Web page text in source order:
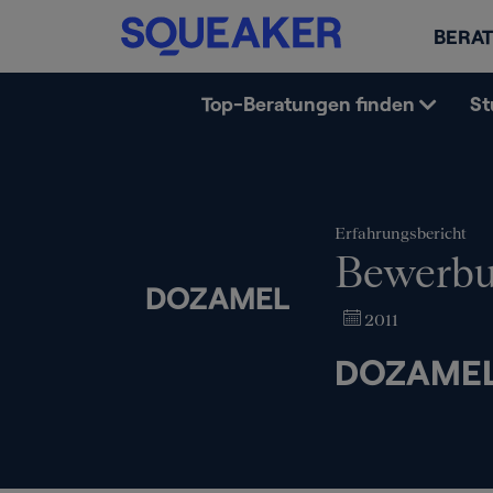
Top-Beratungen finden
DOZAMEL
Erfahrungsbericht
2011